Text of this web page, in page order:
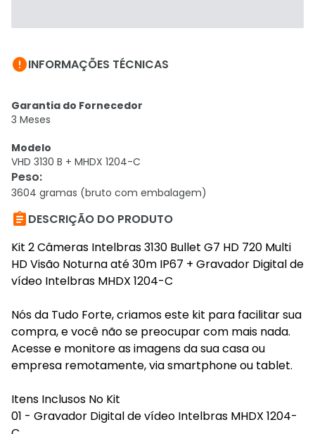
INFORMAÇÕES TÉCNICAS
Garantia do Fornecedor
3 Meses
Modelo
VHD 3130 B + MHDX 1204-C
Peso:
3604 gramas (bruto com embalagem)
DESCRIÇÃO DO PRODUTO
Kit 2 Câmeras Intelbras 3130 Bullet G7 HD 720 Multi
HD Visão Noturna até 30m IP67 + Gravador Digital de
vídeo Intelbras MHDX 1204-C
Nós da Tudo Forte, criamos este kit para facilitar sua
compra, e você não se preocupar com mais nada.
Acesse e monitore as imagens da sua casa ou
empresa remotamente, via smartphone ou tablet.
Itens Inclusos No Kit
01 - Gravador Digital de vídeo Intelbras MHDX 1204-